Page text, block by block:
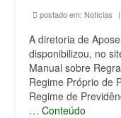
postado em: Notícias |
A diretoria de
disponibilizou, no
Manual sobre
Regime Próprio de
Regime de
… Conteúdo